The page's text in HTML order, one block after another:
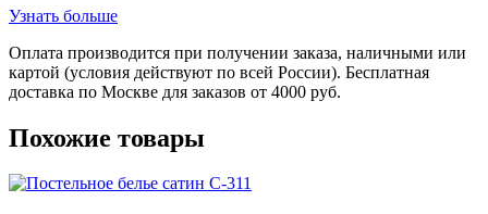
Узнать больше
Оплата производится при получении заказа, наличными или
картой (условия действуют по всей России). Бесплатная
доставка по Москве для заказов от 4000 руб.
Похожие товары